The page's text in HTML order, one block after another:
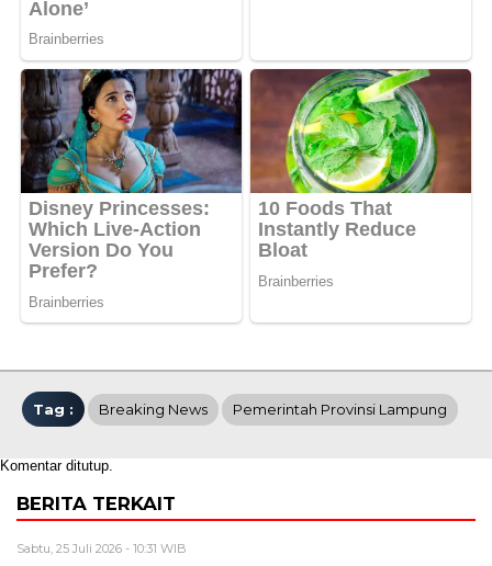
Tag : Breaking News Pemerintah Provinsi Lampung
Komentar ditutup.
BERITA TERKAIT
Sabtu, 25 Juli 2026 - 10:31 WIB